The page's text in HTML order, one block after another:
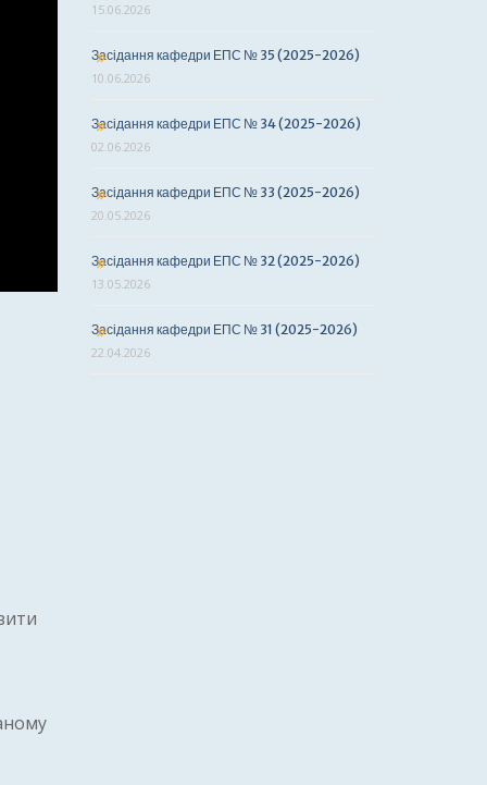
15.06.2026
Засідання кафедри ЕПС № 35 (2025-2026)
10.06.2026
Засідання кафедри ЕПС № 34 (2025-2026)
02.06.2026
Засідання кафедри ЕПС № 33 (2025-2026)
20.05.2026
Засідання кафедри ЕПС № 32 (2025-2026)
13.05.2026
Засідання кафедри ЕПС № 31 (2025-2026)
22.04.2026